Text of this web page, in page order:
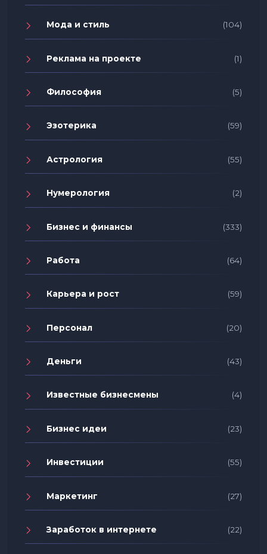
Мода и стиль (104)
Реклама на проекте (1)
Философия (5)
Эзотерика (59)
Астрология (55)
Нумерология (2)
Бизнес и финансы (333)
Работа (64)
Карьера и рост (59)
Персонал (20)
Деньги (43)
Известные бизнесмены (4)
Бизнес идеи (23)
Инвестиции (55)
Маркетинг (27)
Заработок в интернете (22)